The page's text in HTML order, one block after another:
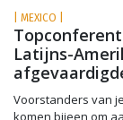
| MEXICO |
Latijns-
Voorstanders van
komen bijeen om